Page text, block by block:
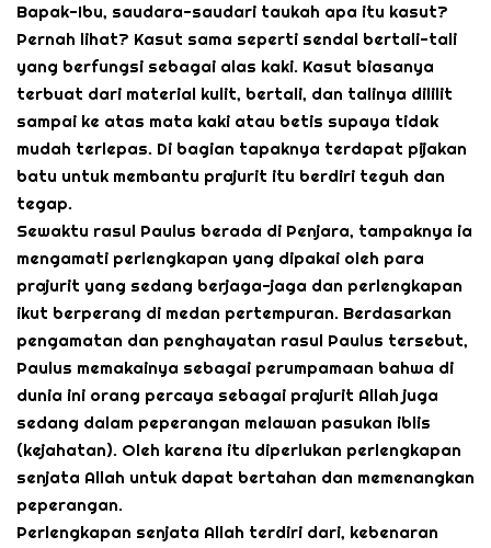
Bapak-Ibu, saudara-saudari taukah apa itu kasut?
Pernah lihat? Kasut sama seperti sendal bertali-tali
yang berfungsi sebagai alas kaki. Kasut biasanya
terbuat dari material kulit, bertali, dan talinya dililit
sampai ke atas mata kaki atau betis supaya tidak
mudah terlepas. Di bagian tapaknya terdapat pijakan
batu untuk membantu prajurit itu berdiri teguh dan
tegap.
Sewaktu rasul Paulus berada di Penjara, tampaknya ia
mengamati perlengkapan yang dipakai oleh para
prajurit yang sedang berjaga-jaga dan perlengkapan
ikut berperang di medan pertempuran. Berdasarkan
pengamatan dan penghayatan rasul Paulus tersebut,
Paulus memakainya sebagai perumpamaan bahwa di
dunia ini orang percaya sebagai prajurit Allah juga
sedang dalam peperangan melawan pasukan iblis
(kejahatan). Oleh karena itu diperlukan perlengkapan
senjata Allah untuk dapat bertahan dan memenangkan
peperangan.
Perlengkapan senjata Allah terdiri dari, kebenaran